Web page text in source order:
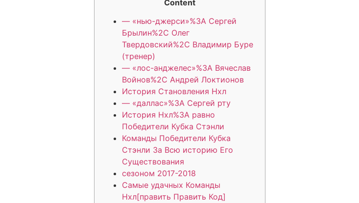
Content
— «нью-джерси»%3A Сергей
Брылин%2C Олег
Твердовский%2C Владимир Буре
(тренер)
— «лос-анджелес»%3A Вячеслав
Войнов%2C Андрей Локтионов
История Становления Нхл
— «даллас»%3A Сергей рту
История Нхл%3A равно
Победители Кубка Стэнли
Команды Победители Кубка
Стэнли За Всю историю Его
Существования
сезоном 2017-2018
Самые удачных Команды
Нхл[править Править Код]